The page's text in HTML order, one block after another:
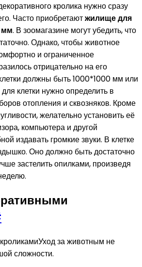
кролика нужно сразу
Часто приобретаютжилище для
мм. В зоомагазине могут убедить, что
Однако, чтобы животное
и ограниченное
отрицательно на его
должны быть 1000*1000 мм или
клетки нужно определить в
отопления и сквозняков. Кроме
желательно установить её
компьютера и другой
издавать громкие звуки. В клетке
Оно должно быть достаточно
застелить опилками, произведя
Уход за животным не
сложности.